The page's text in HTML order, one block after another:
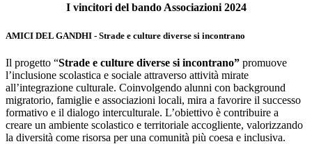
I vincitori del bando Associazioni 2024
AMICI DEL GANDHI - Strade e culture diverse si incontrano
Il progetto “Strade e culture diverse si incontrano” promuove
l’inclusione scolastica e sociale attraverso attività mirate
all’integrazione culturale. Coinvolgendo alunni con background
migratorio, famiglie e associazioni locali, mira a favorire il successo
formativo e il dialogo interculturale. L’obiettivo è contribuire a
creare un ambiente scolastico e territoriale accogliente, valorizzando
la diversità come risorsa per una comunità più coesa e inclusiva.